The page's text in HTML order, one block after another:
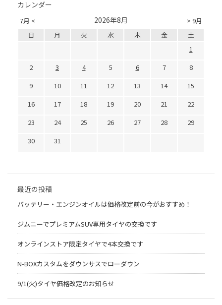
カレンダー
7月 < > 9月
2026年8月
日 月 火 水 木 金
土
1
2
3 4 5 6 7
8
9
10 11 12 13 14
15
16
17 18 19 20 21
22
23
24 25 26 27 28
29
30
31
最近の投稿
バッテリー・エンジンオイルは価格改定前の今がおすすめ！
ジムニーでプレミアムSUV専用タイヤの交換です
オンラインストア限定タイヤで4本交換です
N-BOXカスタムをダウンサスでローダウン
9/1(火)タイヤ価格改定のお知らせ